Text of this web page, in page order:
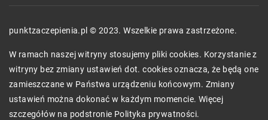
punktzaczepienia.pl © 2023. Wszelkie prawa zastrzeżone.
W ramach naszej witryny stosujemy pliki cookies. Korzystanie z
witryny bez zmiany ustawień dot. cookies oznacza, że będą one
zamieszczane w Państwa urządzeniu końcowym. Zmiany
ustawień można dokonać w każdym momencie. Więcej
szczegółów na podstronie Polityka prywatności.